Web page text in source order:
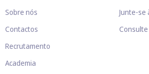
Sobre nós
Contactos
Recrutamento
Academia
Junte-se